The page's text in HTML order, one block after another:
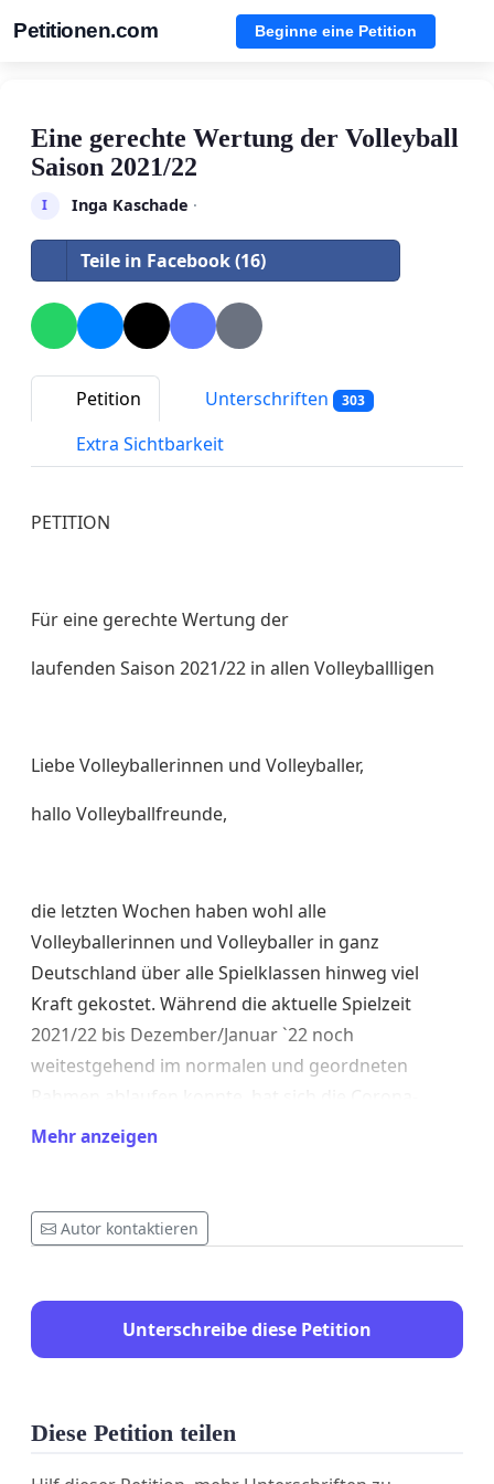
Petitionen.com Beginne eine Petition
Eine gerechte Wertung der Volleyball
Saison 2021/22
I Inga Kaschade ·
Teile in Facebook (16)
Petition Unterschriften 303
Extra Sichtbarkeit
PETITION
Für eine gerechte Wertung der
laufenden Saison 2021/22 in allen Volleyballligen
Liebe Volleyballerinnen und Volleyballer,
hallo Volleyballfreunde,
die letzten Wochen haben wohl alle
Volleyballerinnen und Volleyballer in ganz
Deutschland über alle Spielklassen hinweg viel
Kraft gekostet. Während die aktuelle Spielzeit
2021/22 bis Dezember/Januar `22 noch
weitestgehend im normalen und geordneten
Situation für sämtliche Teams im Februar und März
Mannschaften auch in der kommenden Saison
2022/23 in derselben Spielklasse an den Start
Angesichts der unten aufgeführten Punkte kann
Mehr anzeigen
Autor kontaktieren
Unterschreibe diese Petition
Diese Petition teilen